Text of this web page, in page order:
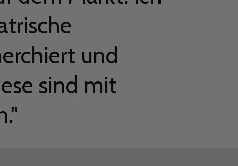
und
sind mit